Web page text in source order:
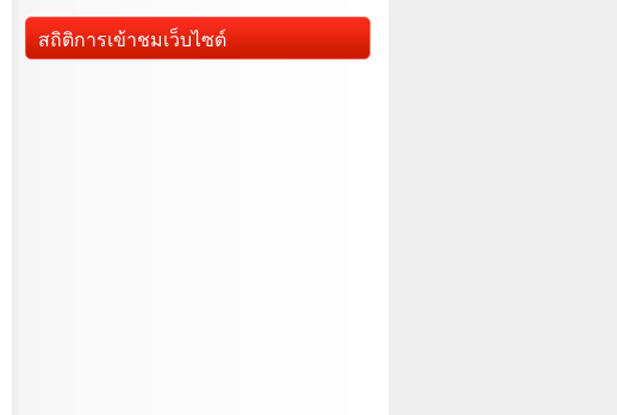
สถิติการเข้าชมเว็บไซต์